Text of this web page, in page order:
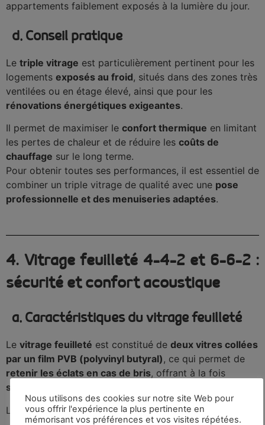
appartements faiblement exposés à la lumière du jour.
d. Conseil pratique
Le triple vitrage est particulièrement pertinent pour les
logements exposés au froid, situés dans des zones très
ventilées ou en étage élevé, ainsi que pour les
rénovations énergétiques exigeantes.
Il permet de maximiser le confort thermique en limitant
les pertes de chaleur et de réduire les coûts de
chauffage sur le long terme.
Pour obtenir toutes ses performances, il est essentiel de
combiner un triple vitrage de qualité avec une pose
professionnelle et des menuiseries adaptées.
4. Vitrage feuilleté 4-4-2 et 6-6-2 :
sécurité et confort acoustique
a. Caractéristiques du vitrage feuilleté
Le vitrage feuilleté est constitué de deux vitres collées
par un film PVB (polyvinyl butyral), ce qui permet de
retenir les éclats en cas de bris, offrant à la fois
sécurité et protection contre les blessures
Les formats les plus courants sont :
Nous utilisons des cookies sur notre site Web pour
vous offrir l'expérience la plus pertinente en
mémorisant vos préférences et vos visites répétées.